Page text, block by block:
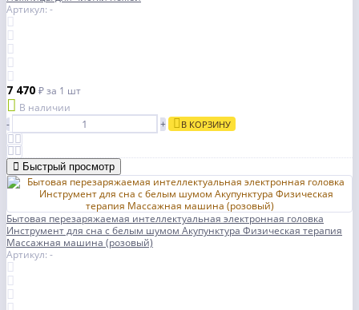
Артикул: -
7 470 ₽за 1 шт
В наличии
-
+ В КОРЗИНУ
Быстрый просмотр
Бытовая перезаряжаемая интеллектуальная электронная головка
Инструмент для сна с белым шумом Акупунктура Физическая терапия
Массажная машина (розовый)
Артикул: -